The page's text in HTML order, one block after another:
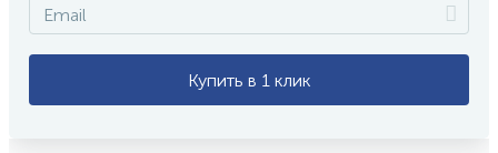
Купить в 1 клик